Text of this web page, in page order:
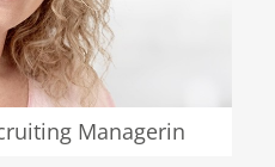
Managerin